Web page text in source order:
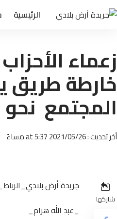
الرئيسية
زعماء
خارطة طريق
المجتمع
أخر تحديث : 2021/05/26 at 5:37 مساءً
شاركها
جريدة أرض
_عبد الله هزام_